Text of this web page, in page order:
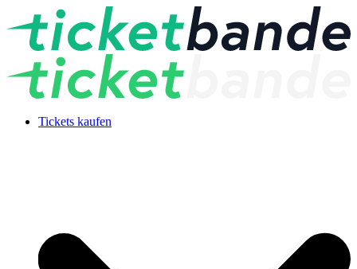
Tickets kaufen